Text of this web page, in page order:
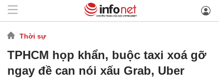
Thời sự
TPHCM họp khẩn, buộc taxi xoá gỡ
ngay đề can nói xấu Grab, Uber